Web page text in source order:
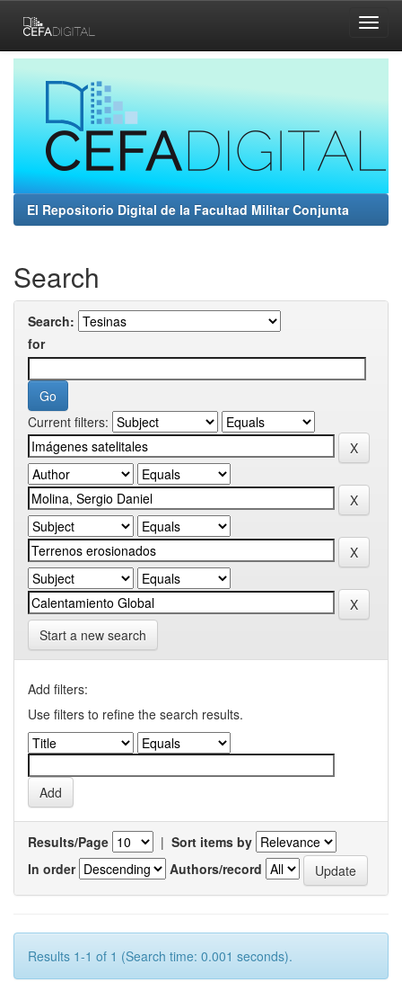
navigation
El Repositorio Digital de la Facultad Militar Conjunta
Search
Search:
for
Current filters:
Start a new search
Add filters:
Use filters to refine the search results.
Results/Page | Sort items by
In order
Authors/record
Results 1-1 of 1 (Search time: 0.001 seconds).